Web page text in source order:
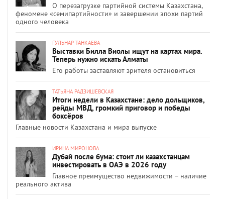
О перезагрузке партийной системы Казахстана,
феномене «семипартийности» и завершении эпохи партий
одного человека
ГУЛЬНАР ТАНКАЕВА
Выставки Билла Виолы ищут на картах мира.
Теперь нужно искать Алматы
Его работы заставляют зрителя остановиться
ТАТЬЯНА РАДЗИШЕВСКАЯ
Итоги недели в Казахстане: дело дольщиков,
рейды МВД, громкий приговор и победы
боксёров
Главные новости Казахстана и мира выпуске
ИРИНА МИРОНОВА
Дубай после бума: стоит ли казахстанцам
инвестировать в ОАЭ в 2026 году
Главное преимущество недвижимости – наличие
реального актива